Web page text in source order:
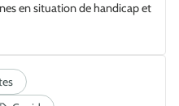
en situation de handicap et